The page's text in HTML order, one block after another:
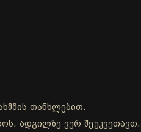
თანხლებით.
ადგილზე ვერ